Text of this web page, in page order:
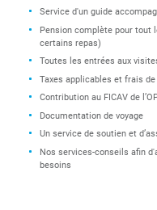
Service d'un guide
Pension complète pour tout
certains repas)
Toutes les entrées aux
Taxes applicables et frais
Contribution au FICAV de
Documentation de voyage
Un service de soutien et
Nos services-conseils afin
besoins